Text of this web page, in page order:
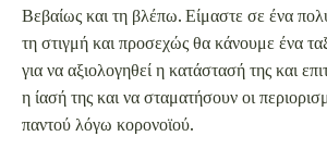
Βεβαίως και τη βλέπω. Είμαστε σε ένα
τη στιγμή και προσεχώς θα κάνουμε ένα
για να αξιολογηθεί η κατάστασή της και
η ίασή της και να σταματήσουν οι
παντού λόγω κορονοϊού.